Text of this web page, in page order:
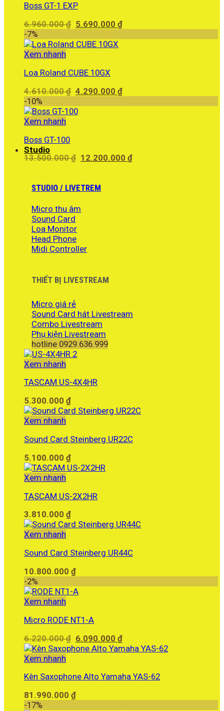
Boss GT-1 EXP
6.960.000₫ Giá
là:
5.690.000₫Giá
-7%
Xem nhanh
Loa Roland CUBE 10GX
4.610.000₫ Giá
là:
4.290.000₫Giá
-10%
Xem nhanh
Boss GT-100
13.500.000₫ Giá
13.500.000 ₫.
12.200.000₫Giá
Studio
STUDIO / LIVETREM
Micro thu âm
Sound Card
Loa Monitor
Head Phone
Midi Controller
THIẾT BỊ LIVESTREAM
Micro giá rẻ
Sound Card hát Livestream
Combo Livestream
Phụ kiện Livestream
hotline 0929.636.999
Xem nhanh
TASCAM US-4X4HR
5.300.000 ₫
Xem nhanh
Sound Card Steinberg UR22C
5.100.000 ₫
Xem nhanh
TASCAM US-2X2HR
3.810.000 ₫
Xem nhanh
Sound Card Steinberg UR44C
10.800.000 ₫
-2%
Xem nhanh
Micro RODE NT1-A
6.220.000₫ Giá
gốc
6.090.000₫Giá
hiện
6.090.000 ₫.
Xem nhanh
Kèn Saxophone Alto Yamaha YAS-62
81.990.000 ₫
-17%